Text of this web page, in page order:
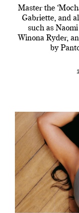
Master the
Gabriette, and
such as
Winona Ryder,
by